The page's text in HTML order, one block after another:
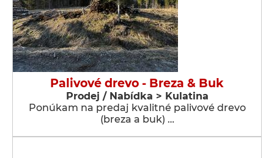
Palivové drevo - Breza & Buk
Prodej / Nabídka > Kulatina
Ponúkam na predaj kvalitné palivové drevo
(breza a buk) …